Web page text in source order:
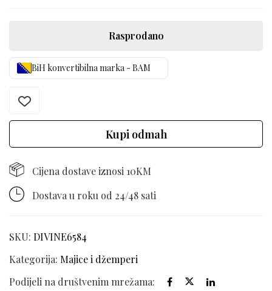
Rasprodano
BiH konvertibilna marka - BAM
Kupi odmah
Cijena dostave iznosi 10KM
Dostava u roku od 24/48 sati
SKU: DIVINE6584
Kategorija: Majice i džemperi
Podijeli na društvenim mrežama: